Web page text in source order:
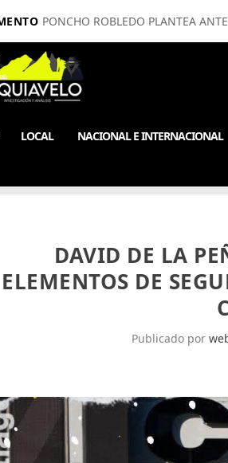
PONCHO ROBLEDO PLANTEA
LOCAL NACIONAL E INTERNACIONAL
DAVID DE LA
ELEMENTOS DE
Publicado por